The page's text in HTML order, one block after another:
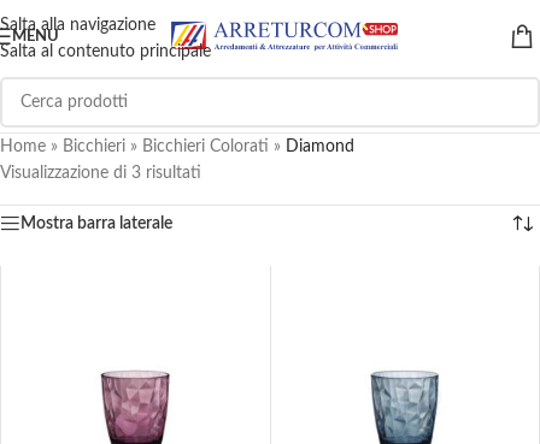
Salta alla navigazione
Salta al contenuto principale
MENU
Home » Bicchieri » Bicchieri Colorati » Diamond
Visualizzazione di 3 risultati
Mostra barra laterale